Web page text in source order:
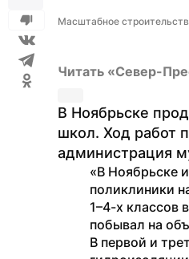
Масштабное
Читать «Север-
В Ноябрьске
школ. Ход работ
администрация
«В Ноябрьске
поликлиники
1–4-х классов
побывал на
В первой и